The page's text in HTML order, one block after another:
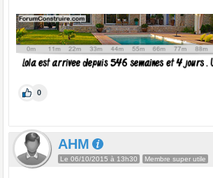
0
AHM
Le 06/10/2015 à 13h30 Membre super utile